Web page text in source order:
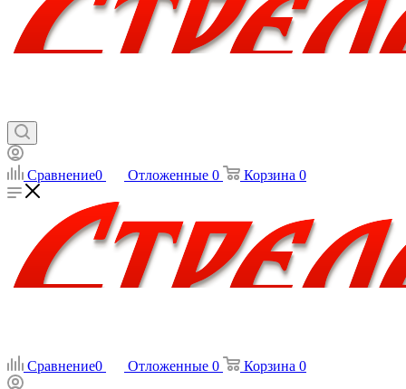
Сравнение0 Отложенные 0 Корзина 0
Сравнение0 Отложенные 0 Корзина 0